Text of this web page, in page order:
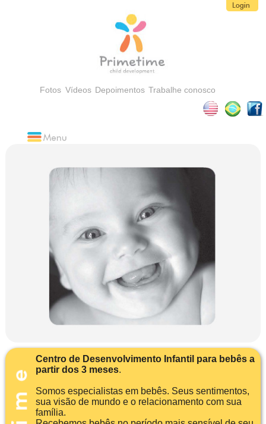
Fotos Vídeos Depoimentos Trabalhe conosco
Centro de Desenvolvimento Infantil para bebês a
partir dos 3 meses.
Somos especialistas em bebês. Seus sentimentos,
sua visão de mundo e o relacionamento com sua
família.